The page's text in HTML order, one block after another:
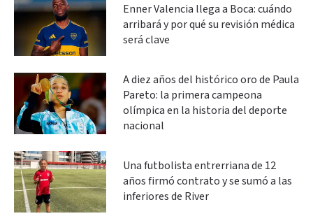
Enner Valencia llega a Boca: cuándo
arribará y por qué su revisión médica
será clave
A diez años del histórico oro de Paula
Pareto: la primera campeona
olímpica en la historia del deporte
nacional
Una futbolista entrerriana de 12
años firmó contrato y se sumó a las
inferiores de River